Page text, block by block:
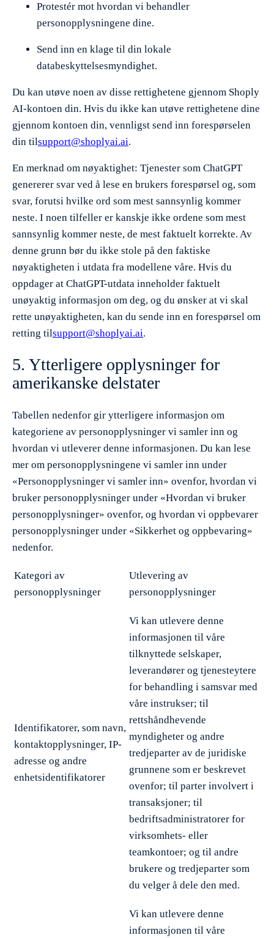
Protestér mot hvordan vi behandler
personopplysningene dine.
Send inn en klage til din lokale
databeskyttelsesmyndighet.
Du kan utøve noen av disse rettighetene gjennom Shoply
AI-kontoen din. Hvis du ikke kan utøve rettighetene dine
gjennom kontoen din, vennligst send inn forespørselen
din tilsupport@shoplyai.ai.
En merknad om nøyaktighet: Tjenester som ChatGPT
genererer svar ved å lese en brukers forespørsel og, som
svar, forutsi hvilke ord som mest sannsynlig kommer
neste. I noen tilfeller er kanskje ikke ordene som mest
sannsynlig kommer neste, de mest faktuelt korrekte. Av
denne grunn bør du ikke stole på den faktiske
nøyaktigheten i utdata fra modellene våre. Hvis du
oppdager at ChatGPT-utdata inneholder faktuelt
unøyaktig informasjon om deg, og du ønsker at vi skal
rette unøyaktigheten, kan du sende inn en forespørsel om
retting tilsupport@shoplyai.ai.
5. Ytterligere opplysninger for
amerikanske delstater
Tabellen nedenfor gir ytterligere informasjon om
kategoriene av personopplysninger vi samler inn og
hvordan vi utleverer denne informasjonen. Du kan lese
mer om personopplysningene vi samler inn under
«Personopplysninger vi samler inn» ovenfor, hvordan vi
bruker personopplysninger under «Hvordan vi bruker
personopplysninger» ovenfor, og hvordan vi oppbevarer
personopplysninger under «Sikkerhet og oppbevaring»
nedenfor.
Kategori av
personopplysninger
Utlevering av
personopplysninger
Identifikatorer, som navn,
kontaktopplysninger, IP-
adresse og andre
enhetsidentifikatorer
Vi kan utlevere denne
informasjonen til våre
tilknyttede selskaper,
leverandører og tjenesteytere
for behandling i samsvar med
våre instrukser; til
rettshåndhevende
myndigheter og andre
tredjeparter av de juridiske
grunnene som er beskrevet
ovenfor; til parter involvert i
transaksjoner; til
bedriftsadministratorer for
virksomhets- eller
teamkontoer; og til andre
brukere og tredjeparter som
du velger å dele den med.
Vi kan utlevere denne
informasjonen til våre